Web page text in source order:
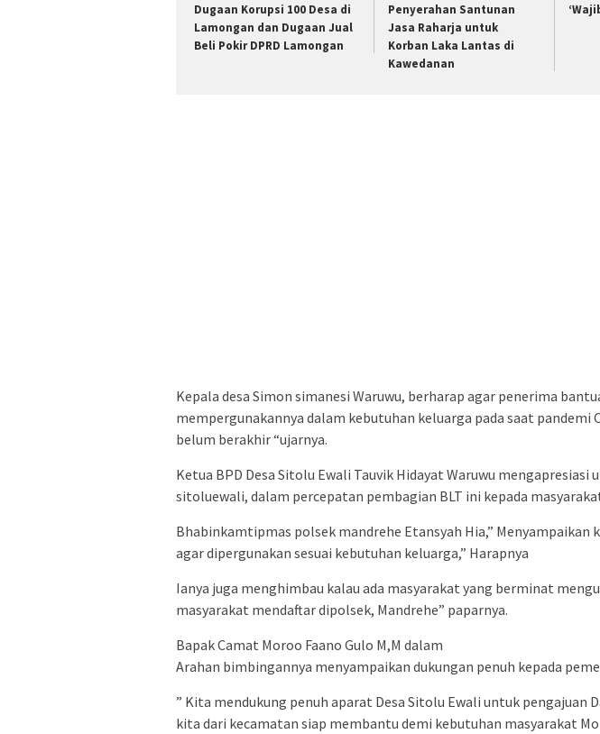
Dugaan Korupsi 100 Desa di
Lamongan dan Dugaan Jual
Beli Pokir DPRD Lamongan
Penyerahan Santunan
Jasa Raharja untuk
Korban Laka Lantas di
Kawedanan
Kepala desa Simon simanesi Waruwu, berharap agar penerima
mempergunakannya dalam kebutuhan keluarga pada saat pandemi
belum berakhir “ujarnya.
Ketua BPD Desa Sitolu Ewali Tauvik Hidayat Waruwu mengapresiasi
sitoluewali, dalam percepatan pembagian BLT ini kepada
Bhabinkamtipmas polsek mandrehe Etansyah Hia,” Menyampaikan
agar dipergunakan sesuai kebutuhan keluarga,” Harapnya
Ianya juga menghimbau kalau ada masyarakat yang berminat
masyarakat mendaftar dipolsek, Mandrehe” paparnya.
Bapak Camat Moroo Faano Gulo M,M dalam
Arahan bimbingannya menyampaikan dukungan penuh kepada
” Kita mendukung penuh aparat Desa Sitolu Ewali untuk pengajuan
kita dari kecamatan siap membantu demi kebutuhan masyarakat